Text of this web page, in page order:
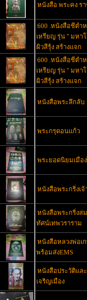
หนังสือ พระคง ร
600 .หนังสือชีตำ
เหรียญ รุ่น " มหา
ผิวสีรุ้ง สร้างแจก
600 .หนังสือชีตำ
เหรียญ รุ่น " มหา
ผิวสีรุ้ง สร้างแจก
หนังสือพระลึกลับ
พระกรุดอนแก้ว
พระยอดนิยมเมือ
หนังสือพระกริ่งเ
หนังสือพระกริ่งส
ทัศน์เทพวราราม
หนังสือหลวงพ่อเ
พร้อมส่งEMS
หนังสือประวัติแล
เจริญเมือง